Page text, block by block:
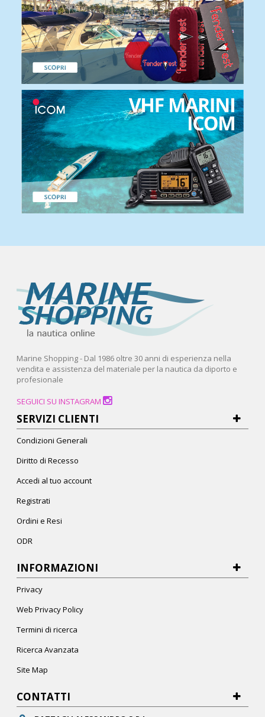
Marine Shopping - Dal 1986 oltre 30 anni di esperienza nella
vendita e assistenza del materiale per la nautica da diporto e
profesionale
SEGUICI SU INSTAGRAM
SERVIZI CLIENTI
Condizioni Generali
Diritto di Recesso
Accedi al tuo account
Registrati
Ordini e Resi
ODR
INFORMAZIONI
Privacy
Web Privacy Policy
Termini di ricerca
Ricerca Avanzata
Site Map
CONTATTI